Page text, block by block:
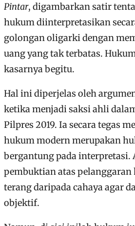
Pintar, digambarkan satir
hukum diinterpretasikan
golongan oligarki dengan
uang yang tak terbatas.
kasarnya begitu.
Hal ini diperjelas oleh
ketika menjadi saksi ahli
Pilpres 2019. Ia secara tegas
hukum modern merupakan
bergantung pada interpretasi.
pembuktian atas
terang daripada cahaya agar
objektif.